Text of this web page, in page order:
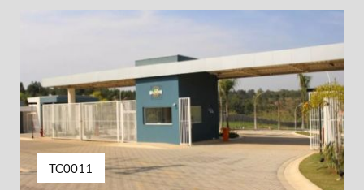
TC0011